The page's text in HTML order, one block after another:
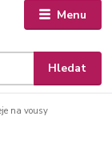
Menu
Hledat
na vousy